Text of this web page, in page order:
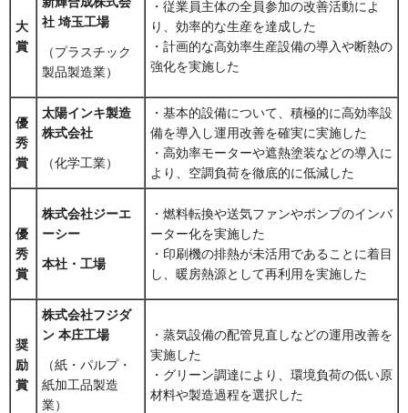
大
賞
社 埼玉工場
（プラスチック
製品製造業）
・従業員主体の全員参加の改善活動によ
り、効率的な生産を達成した
・計画的な高効率生産設備の導入や断熱の
強化を実施した
優
秀
賞
太陽インキ製造
株式会社
（化学工業）
・基本的設備について、積極的に高効率設
備を導入し運用改善を確実に実施した
・高効率モーターや遮熱塗装などの導入に
より、空調負荷を徹底的に低減した
優
秀
賞
株式会社ジーエ
ーシー
本社・工場
・燃料転換や送気ファンやポンプのインバ
ーター化を実施した
・印刷機の排熱が未活用であることに着目
し、暖房熱源として再利用を実施した
奨
励
賞
株式会社フジダ
ン 本庄工場
（紙・パルプ・
紙加工品製造
業）
・蒸気設備の配管見直しなどの運用改善を
実施した
・グリーン調達により、環境負荷の低い原
材料や製造過程を選択した